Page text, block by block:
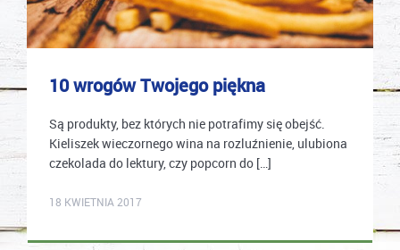
10 wrogów Twojego piękna
Są produkty, bez których nie potrafimy się obejść.
Kieliszek wieczornego wina na rozluźnienie, ulubiona
czekolada do lektury, czy popcorn do […]
18 KWIETNIA 2017